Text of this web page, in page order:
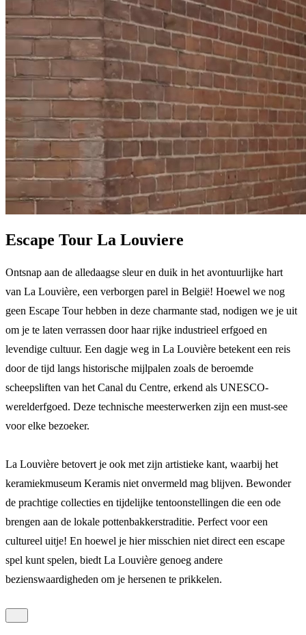
Escape Tour La Louviere
Ontsnap aan de alledaagse sleur en duik in het avontuurlijke hart
van La Louvière, een verborgen parel in België! Hoewel we nog
geen Escape Tour hebben in deze charmante stad, nodigen we je uit
om je te laten verrassen door haar rijke industrieel erfgoed en
levendige cultuur. Een dagje weg in La Louvière betekent een reis
door de tijd langs historische mijlpalen zoals de beroemde
scheepsliften van het Canal du Centre, erkend als UNESCO-
werelderfgoed. Deze technische meesterwerken zijn een must-see
voor elke bezoeker.
La Louvière betovert je ook met zijn artistieke kant, waarbij het
keramiekmuseum Keramis niet onvermeld mag blijven. Bewonder
de prachtige collecties en tijdelijke tentoonstellingen die een ode
brengen aan de lokale pottenbakkerstraditie. Perfect voor een
cultureel uitje! En hoewel je hier misschien niet direct een escape
spel kunt spelen, biedt La Louvière genoeg andere
bezienswaardigheden om je hersenen te prikkelen.